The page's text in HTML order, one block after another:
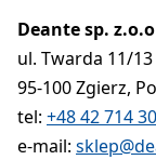
Deante sp. z.o.o
ul. Twarda 11/13
95-100 Zgierz,
tel: +48 42 714
e-mail: